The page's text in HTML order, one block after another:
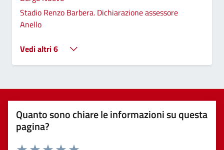
Stadio Renzo Barbera. Dichiarazione assessore
Anello
Vedi altri 6
Quanto sono chiare le informazioni su questa
pagina?